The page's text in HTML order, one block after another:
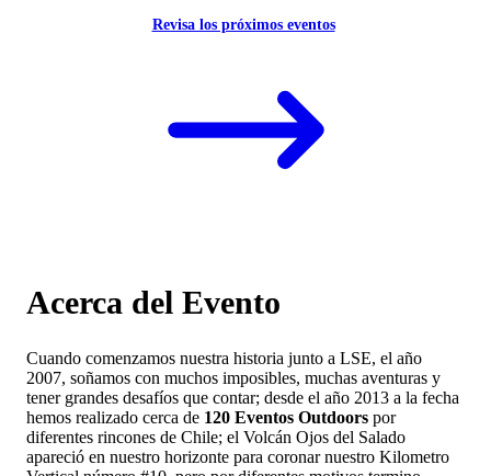
Revisa los próximos eventos
Acerca del Evento
Cuando comenzamos nuestra historia junto a LSE, el año
2007, soñamos con muchos imposibles, muchas aventuras y
tener grandes desafíos que contar; desde el año 2013 a la fecha
hemos realizado cerca de 120 Eventos Outdoors por
diferentes rincones de Chile; el Volcán Ojos del Salado
apareció en nuestro horizonte para coronar nuestro Kilometro